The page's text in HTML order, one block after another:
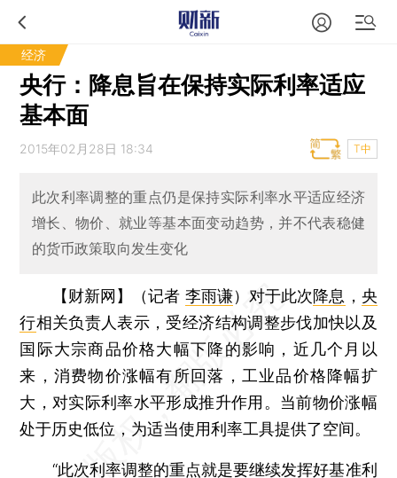
经济
央行：降息旨在保持实际利率适应
基本面
2015年02月28日 18:34 T中
此次利率调整的重点仍是保持实际利率水平适应经济
增长、物价、就业等基本面变动趋势，并不代表稳健
的货币政策取向发生变化
【财新网】（记者 李雨谦） 对于此次降息 ， 央
行相关负责人表示，受经济结构调整步伐加快以及
国际大宗商品价格大幅下降的影响，近几个月以
来，消费物价涨幅有所回落，工业品价格降幅扩
大，对实际利率水平形成推升作用。当前物价涨幅
处于历史低位，为适当使用利率工具提供了空间。
“此次利率调整的重点就是要继续发挥好基准利